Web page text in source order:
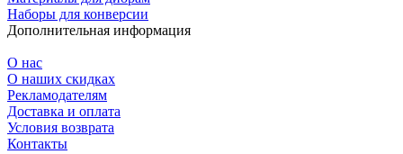
Наборы для конверсии
Дополнительная информация
О нас
О наших скидках
Рекламодателям
Доставка и оплата
Условия возврата
Контакты